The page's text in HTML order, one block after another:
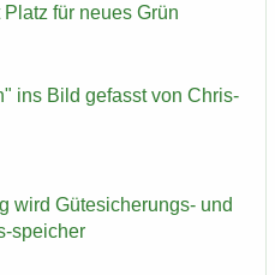
Platz für neues Grün
ins Bild ge­fasst von Chris­
wird Gütesicherungs-​ und
​speicher